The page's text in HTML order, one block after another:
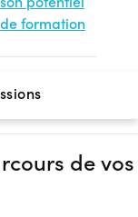
de formation
de vos